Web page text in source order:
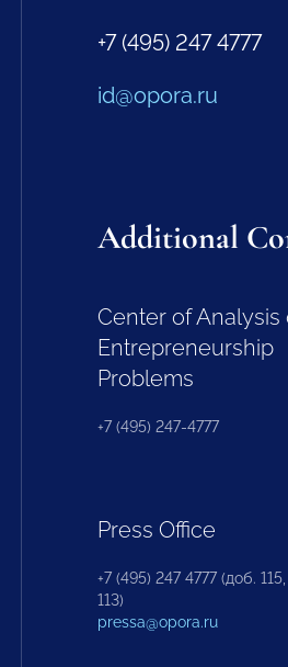
+7 (495) 247 4777
id@opora.ru
Additional
Center of Analysis
Entrepreneurship
Problems
+7 (495) 247-4777
Press Office
+7 (495) 247 4777 (доб. 115,
113)
pressa@opora.ru